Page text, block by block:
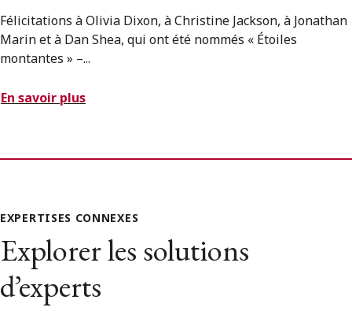
Félicitations à Olivia Dixon, à Christine Jackson, à Jonathan
Marin et à Dan Shea, qui ont été nommés « Étoiles
montantes » –...
En savoir plus
EXPERTISES CONNEXES
Explorer les solutions
d’experts